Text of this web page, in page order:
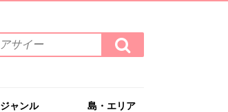
検
索
す
ジャンル 島・エリア